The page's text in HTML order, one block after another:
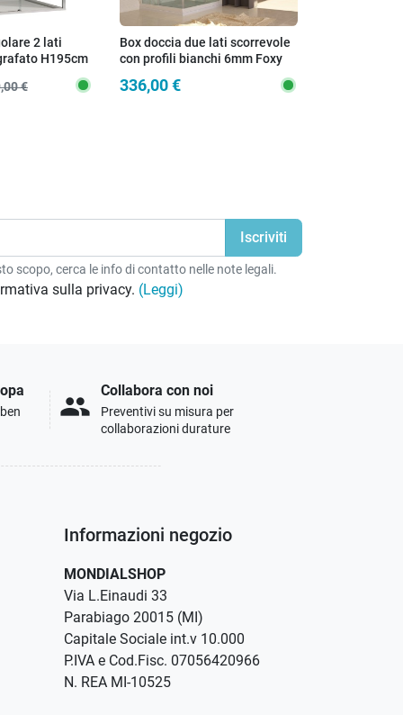
2 lati
H195cm
€
Box doccia due lati scorrevole
con profili bianchi 6mm Foxy
336,00 €
scopo, cerca le info di contatto nelle note legali.
sulla privacy. (Leggi)
people
Collabora con noi
Preventivi su misura per
collaborazioni durature
Informazioni negozio
MONDIALSHOP
Via L.Einaudi 33
Parabiago 20015 (MI)
Capitale Sociale int.v 10.000
P.IVA e Cod.Fisc. 07056420966
N. REA MI-10525